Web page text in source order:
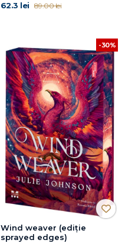
62.3 lei 89.00 lei
-30%
Wind weaver (ediție
sprayed edges)